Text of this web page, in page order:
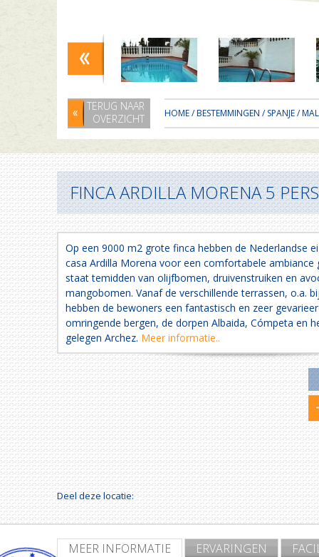
TERUG NAAR
OVERZICHT
HOME/BESTEMMINGEN /SPANJE/
FINCA ARDILLA MORENA 5
Op een 9000 m2 grote finca hebben de Nederlandse
casa Ardilla Morena voor een comfortabele ambiance
staat temidden van olijfbomen, druivenstruiken en
mangobomen. Vanaf de verschillende terrassen, o.a.
hebben de bewoners een fantastisch en zeer
omringende bergen, de dorpen Albaida, Cómpeta en
gelegen Archez. Meer informatie..
Deel deze locatie:
MEER INFORMATIE ERVARINGEN